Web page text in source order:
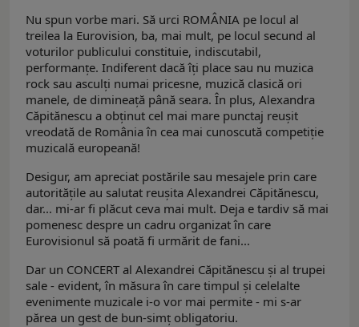
Nu spun vorbe mari. Să urci ROMÂNIA pe locul al
treilea la Eurovision, ba, mai mult, pe locul secund al
voturilor publicului constituie, indiscutabil,
performanțe. Indiferent dacă îți place sau nu muzica
rock sau asculți numai pricesne, muzică clasică ori
manele, de dimineață până seara. În plus, Alexandra
Căpitănescu a obținut cel mai mare punctaj reuşit
vreodată de România în cea mai cunoscută competiție
muzicală europeană!
Desigur, am apreciat postările sau mesajele prin care
autoritățile au salutat reușita Alexandrei Căpitănescu,
dar... mi-ar fi plăcut ceva mai mult. Deja e tardiv să mai
pomenesc despre un cadru organizat în care
Eurovisionul să poată fi urmărit de fani...
Dar un CONCERT al Alexandrei Căpitănescu și al trupei
sale - evident, în măsura în care timpul și celelalte
evenimente muzicale i-o vor mai permite - mi s-ar
părea un gest de bun-simț obligatoriu.